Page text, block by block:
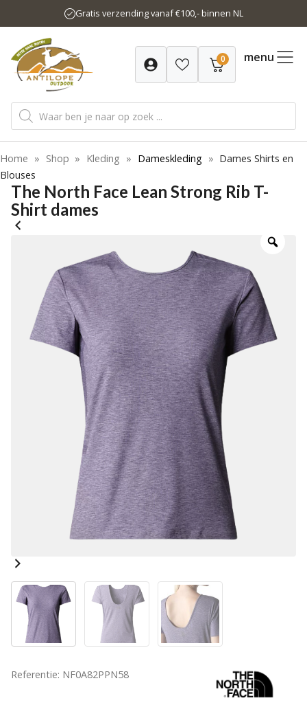
naar
inhoud
Gratis verzending vanaf €100,- binnen NL
0 menu
Producten
zoeken
Home » Shop » Kleding » Dameskleding » Dames Shirts en
Blouses
The North Face Lean Strong Rib T-
Shirt dames
Referentie: NF0A82PPN58